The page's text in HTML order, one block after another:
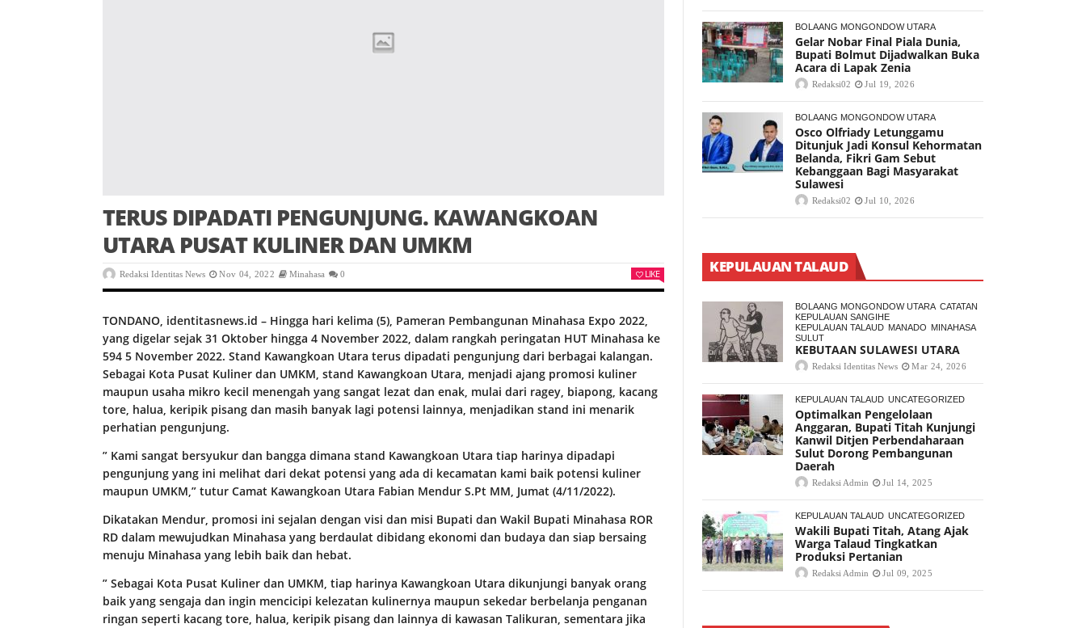
TERUS DIPADATI PENGUNJUNG. KAWANGKOAN
UTARA PUSAT KULINER DAN UMKM
Redaksi Identitas News Nov 04, 2022 Minahasa 0 LIKE
TONDANO, identitasnews.id – Hingga hari kelima (5), Pameran Pembangunan Minahasa Expo 2022,
yang digelar sejak 31 Oktober hingga 4 November 2022, dalam rangkah peringatan HUT Minahasa ke
594 5 November 2022. Stand Kawangkoan Utara terus dipadati pengunjung dari berbagai kalangan.
Sebagai Kota Pusat Kuliner dan UMKM, stand Kawangkoan Utara, menjadi ajang promosi kuliner
maupun usaha mikro kecil menengah yang sangat lezat dan enak, mulai dari ragey, biapong, kacang
tore, halua, keripik pisang dan masih banyak lagi potensi lainnya, menjadikan stand ini menarik
perhatian pengunjung.
” Kami sangat bersyukur dan bangga dimana stand Kawangkoan Utara tiap harinya dipadapi
pengunjung yang ini melihat dari dekat potensi yang ada di kecamatan kami baik potensi kuliner
maupun UMKM,” tutur Camat Kawangkoan Utara Fabian Mendur S.Pt MM, Jumat (4/11/2022).
Dikatakan Mendur, promosi ini sejalan dengan visi dan misi Bupati dan Wakil Bupati Minahasa ROR
RD dalam mewujudkan Minahasa yang berdaulat dibidang ekonomi dan budaya dan siap bersaing
menuju Minahasa yang lebih baik dan hebat.
” Sebagai Kota Pusat Kuliner dan UMKM, tiap harinya Kawangkoan Utara dikunjungi banyak orang
baik yang sengaja dan ingin mencicipi kelezatan kulinernya maupun sekedar berbelanja penganan
ringan seperti kacang tore, halua, keripik pisang dan lainnya di kawasan Talikuran, sementara jika
BOLAANG MONGONDOW UTARA
Gelar Nobar Final Piala Dunia,
Bupati Bolmut Dijadwalkan Buka
Acara di Lapak Zenia
Redaksi02 Jul 19, 2026
BOLAANG MONGONDOW UTARA
Osco Olfriady Letunggamu
Ditunjuk Jadi Konsul Kehormatan
Belanda, Fikri Gam Sebut
Kebanggaan Bagi Masyarakat
Sulawesi
Redaksi02 Jul 10, 2026
KEPULAUAN TALAUD
BOLAANG MONGONDOW UTARA CATATAN
KEPULAUAN SANGIHE
KEPULAUAN TALAUD MANADO MINAHASA
SULUT
KEBUTAAN SULAWESI UTARA
Redaksi Identitas News Mar 24, 2026
KEPULAUAN TALAUD UNCATEGORIZED
Optimalkan Pengelolaan
Anggaran, Bupati Titah Kunjungi
Kanwil Ditjen Perbendaharaan
Sulut Dorong Pembangunan
Daerah
Redaksi Admin Jul 14, 2025
KEPULAUAN TALAUD UNCATEGORIZED
Wakili Bupati Titah, Atang Ajak
Warga Talaud Tingkatkan
Produksi Pertanian
Redaksi Admin Jul 09, 2025